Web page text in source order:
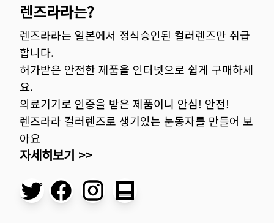
렌즈라라는?
렌즈라라는 일본에서 정식승인된 컬러렌즈만 취급
합니다.
허가받은 안전한 제품을 인터넷으로 쉽게 구매하세
요.
의료기기로 인증을 받은 제품이니 안심! 안전!
렌즈라라 컬러렌즈로 생기있는 눈동자를 만들어 보
아요
자세히보기 >>